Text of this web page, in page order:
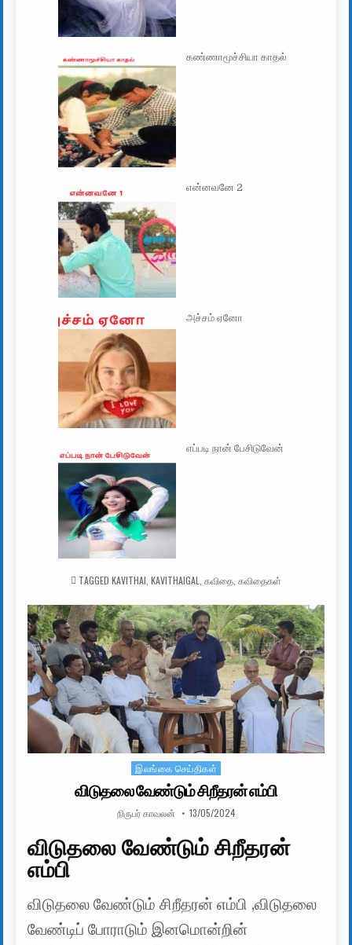
கண்ணாமூச்சியா காதல்
என்னவனே 2
அச்சம் ஏனோ
எப்படி நான் பேசிடுவேன்
TAGGED KAVITHAI KAVITHAIGAL கவிதை கவிதைகள்
Posted in
இலங்கை செய்திகள்
விடுதலை வேண்டும் சிறீதரன் எம்பி
AUTHOR:
நிருபர் காவலன் PUBLISHED DATE:
13/05/2024
விடுதலை வேண்டும் சிறீதரன்
எம்பி
விடுதலை வேண்டும் சிறீதரன் எம்பி ,விடுதலை
வேண்டிப் போராடும் இனமொன்றின்